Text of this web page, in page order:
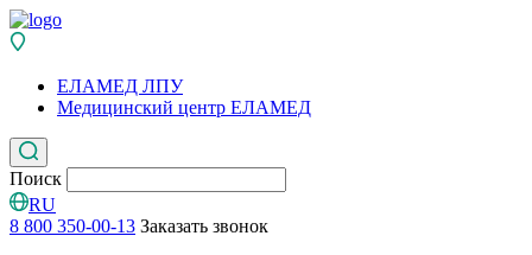
ЕЛАМЕД ЛПУ
Медицинский центр ЕЛАМЕД
Поиск
RU
8 800 350-00-13 Заказать звонок